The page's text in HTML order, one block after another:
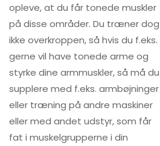
opleve, at du får tonede muskler
på disse områder. Du træner dog
ikke overkroppen, så hvis du f.eks.
gerne vil have tonede arme og
styrke dine armmuskler, så må du
supplere med f.eks. armbøjninger
eller træning på andre maskiner
eller med andet udstyr, som får
fat i muskelgrupperne i din